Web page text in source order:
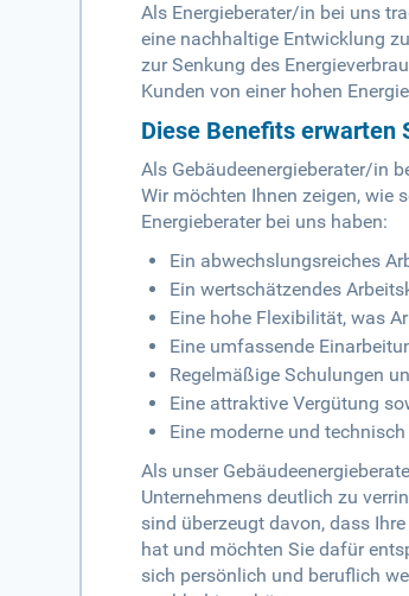
Als Energieberater/in bei uns
eine nachhaltige Entwicklung
zur Senkung des
Kunden von einer hohen
Diese Benefits erwarten
Als Gebäudeenergieberater/in
Wir möchten Ihnen zeigen, wie
Energieberater bei uns haben:
Ein abwechslungsreiches
Ein wertschätzendes
Eine hohe Flexibilität, was
Eine umfassende
Regelmäßige Schulungen
Eine attraktive Vergütung
Eine moderne und
Als unser
Unternehmens deutlich zu
sind überzeugt davon, dass
hat und möchten Sie dafür
sich persönlich und beruflich